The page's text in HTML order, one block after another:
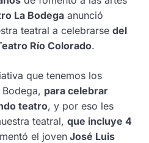
La Bodega anunció
teatral a celebrarse del
Río Colorado.
que tenemos los
para celebrar
teatro, y por eso les
teatral, que incluye 4
el joven José Luis